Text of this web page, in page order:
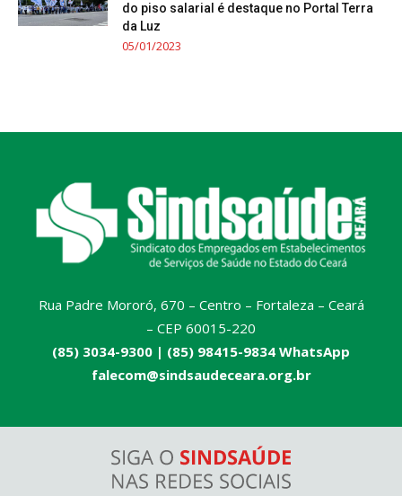
do piso salarial é destaque no Portal Terra
da Luz
05/01/2023
Rua Padre Mororó, 670 – Centro – Fortaleza – Ceará
– CEP 60015-220
(85) 3034-9300 | (85) 98415-9834 WhatsApp
falecom@sindsaudeceara.org.br